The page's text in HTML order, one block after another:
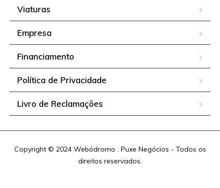
Viaturas
Empresa
Financiamento
Política de Privacidade
Livro de Reclamações
Copyright © 2024 Webódromo . Puxe Negócios - Todos os
direitos reservados.